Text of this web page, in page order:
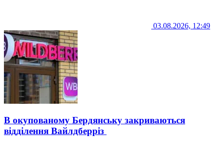
03.08.2026, 12:49
В окупованому Бердянську закриваються
відділення Вайлдберріз